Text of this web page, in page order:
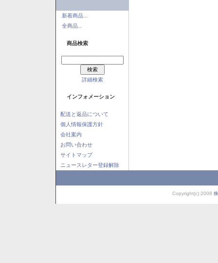
新着商品...
全商品...
商品検索
詳細検索
インフォメーション
配送と返品について
個人情報保護方針
会社案内
お問い合わせ
サイトマップ
ニュースレター登録解除
Copyright(c) 2008